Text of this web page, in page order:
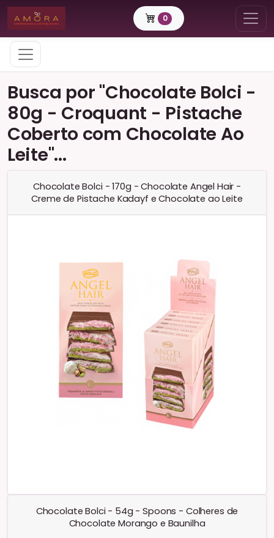
0
Busca por "Chocolate Bolci -
80g - Croquant - Pistache
Coberto com Chocolate Ao
Leite"...
Chocolate Bolci - 170g - Chocolate Angel Hair -
Creme de Pistache Kadayf e Chocolate ao Leite
Chocolate Bolci - 54g - Spoons - Colheres de
Chocolate Morango e Baunilha